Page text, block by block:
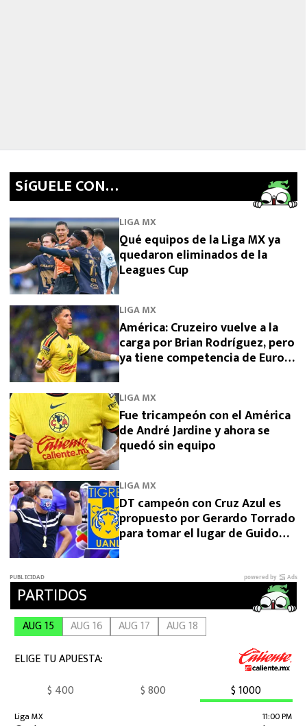
SíGUELE CON…
LIGA MX
Qué equipos de la Liga MX ya
quedaron eliminados de la
Leagues Cup
LIGA MX
América: Cruzeiro vuelve a la
carga por Brian Rodríguez, pero
ya tiene competencia de Europa
LIGA MX
Fue tricampeón con el América
de André Jardine y ahora se
quedó sin equipo
LIGA MX
DT campeón con Cruz Azul es
propuesto por Gerardo Torrado
para tomar el lugar de Guido